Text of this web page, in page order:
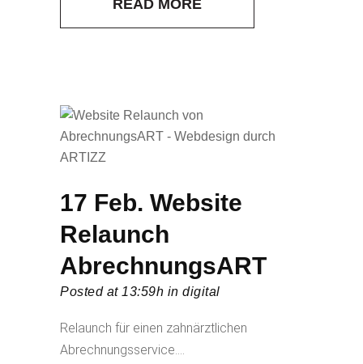
READ MORE
17 Feb. Website
Relaunch
AbrechnungsART
Posted at 13:59h in digital
Relaunch für einen zahnärztlichen
Abrechnungsservice....